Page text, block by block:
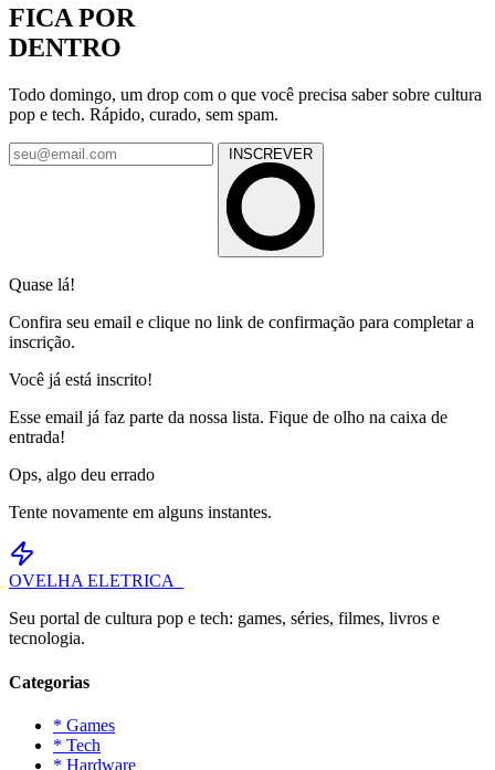
FICA POR
DENTRO
Todo domingo, um drop com o que você precisa saber sobre cultura
pop e tech. Rápido, curado, sem spam.
INSCREVER
Quase lá!
Confira seu email e clique no link de confirmação para completar a
inscrição.
Você já está inscrito!
Esse email já faz parte da nossa lista. Fique de olho na caixa de
entrada!
Ops, algo deu errado
Tente novamente em alguns instantes.
OVELHA ELETRICA_
Seu portal de cultura pop e tech: games, séries, filmes, livros e
tecnologia.
Categorias
* Games
* Tech
* Hardware